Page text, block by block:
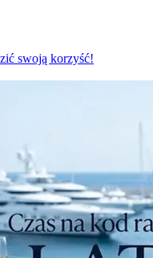
swoją korzyść!